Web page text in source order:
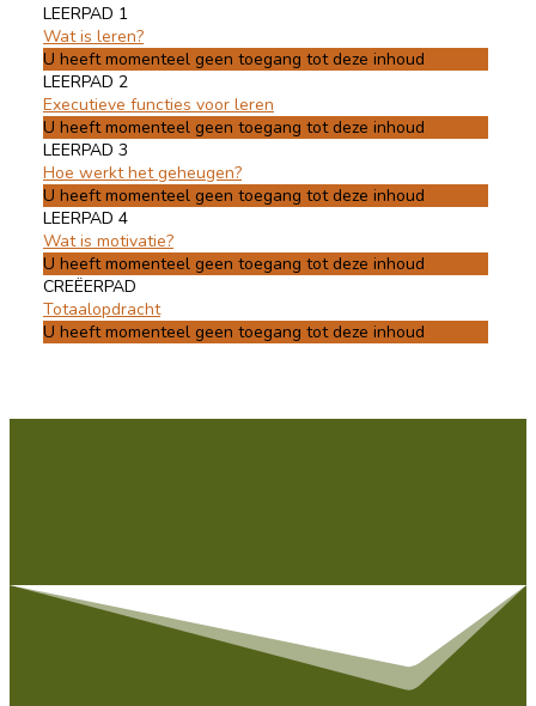
LEERPAD 1
Wat is leren?
U heeft momenteel geen toegang tot deze inhoud
LEERPAD 2
Executieve functies voor leren
U heeft momenteel geen toegang tot deze inhoud
LEERPAD 3
Hoe werkt het geheugen?
U heeft momenteel geen toegang tot deze inhoud
LEERPAD 4
Wat is motivatie?
U heeft momenteel geen toegang tot deze inhoud
CREËERPAD
Totaalopdracht
U heeft momenteel geen toegang tot deze inhoud